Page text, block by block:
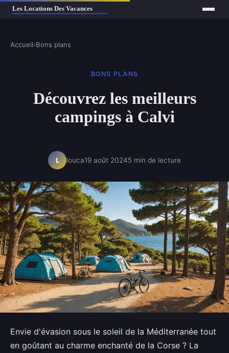
Accueil›Bons plans
BONS PLANS
Découvrez les meilleurs
campings à Calvi
L louca19 août 20245 min de lecture
Envie d'évasion sous le soleil de la Méditerranée tout
en goûtant au charme enchanté de la Corse ? La